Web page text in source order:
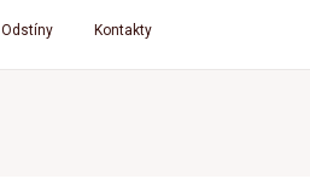
Kontakty
Odstíny